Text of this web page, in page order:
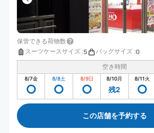
保管できる荷物数
スーツケースサイズ :5 バッグサイズ :0
空き時間
8/7金 8/8土 8/9日 8/10月
残2
8/11火
この店舗を予約する